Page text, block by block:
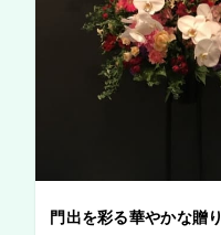
門出を彩る華やかな贈